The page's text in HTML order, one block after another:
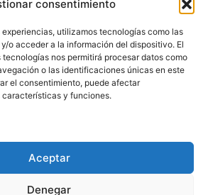
consentimiento
utilizamos tecnologías como las
o acceder a la información del dispositivo. El
nos permitirá procesar datos como
o las identificaciones únicas en este
el consentimiento, puede afectar
y funciones.
Aceptar
Denegar
en «Estoy de acuerdo» para
activar Youtube
DE COOKIES